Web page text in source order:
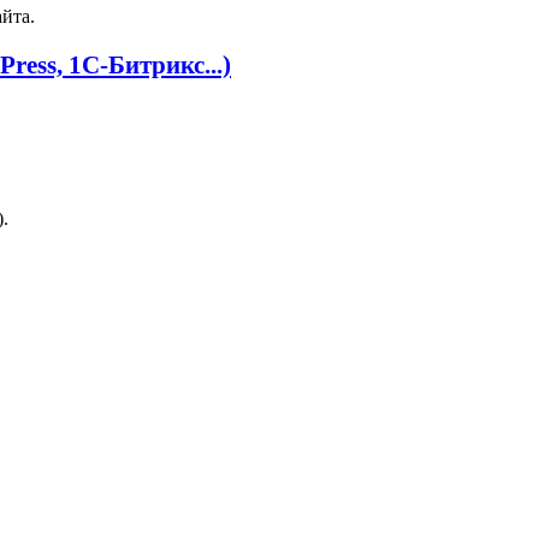
1С‑Битрикс...)